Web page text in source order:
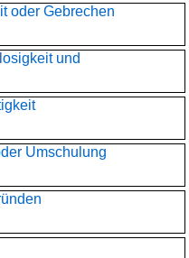
oder Gebrechen
und
Umschulung